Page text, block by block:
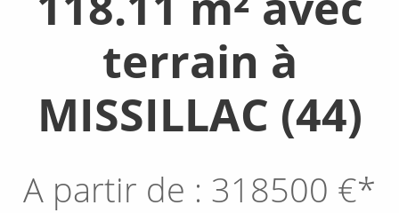
terrain à
MISSILLAC (44)
A partir de : 318500 €*